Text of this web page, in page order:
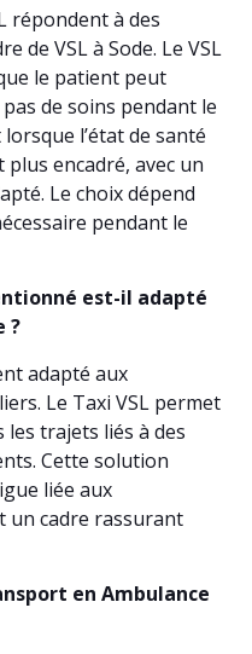
répondent à des
de VSL à Sode. Le VSL
le patient peut
de soins pendant le
l’état de santé
encadré, avec un
Le choix dépend
pendant le
est-il adapté
?
adapté aux
Le Taxi VSL permet
les trajets liés à des
Cette solution
liée aux
un cadre rassurant
en Ambulance